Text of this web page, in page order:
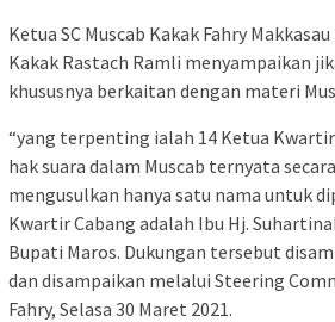
Ketua SC Muscab Kakak Fahry
Kakak Rastach Ramli menyampaikan
khususnya berkaitan dengan materi
“yang terpenting ialah 14 Ketua
hak suara dalam Muscab ternyata
mengusulkan hanya satu nama untuk
Kwartir Cabang adalah Ibu Hj.
Bupati Maros. Dukungan tersebut
dan disampaikan melalui Steering
Fahry, Selasa 30 Maret 2021.